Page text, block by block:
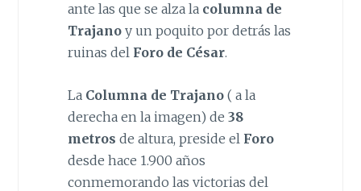
ante las que se alza la columna de
Trajanoy un poquito por detrás las
ruinas delForo de César.
La Columna de Trajano( a la
derecha en la imagen) de 38
metros de altura, preside el Foro
desde hace 1.900 años
conmemorando las victorias del